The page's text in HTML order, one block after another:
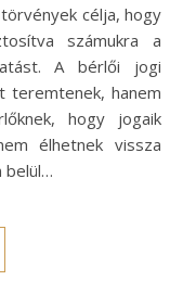
célja, hogy
számukra a
A bérlői jogi
teremtenek, hanem
hogy jogaik
élhetnek vissza
belül…